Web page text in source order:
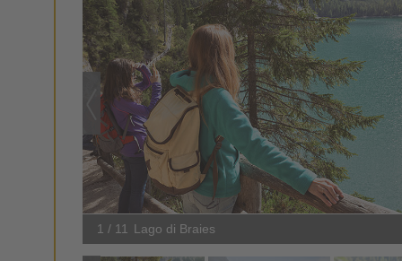
1 / 11 Lago di Braies